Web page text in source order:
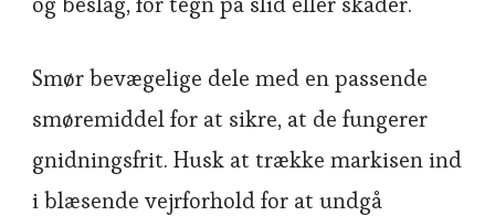
Smør bevægelige dele med en passende
smøremiddel for at sikre, at de fungerer
gnidningsfrit. Husk at trække markisen ind
i blæsende vejrforhold for at undgå